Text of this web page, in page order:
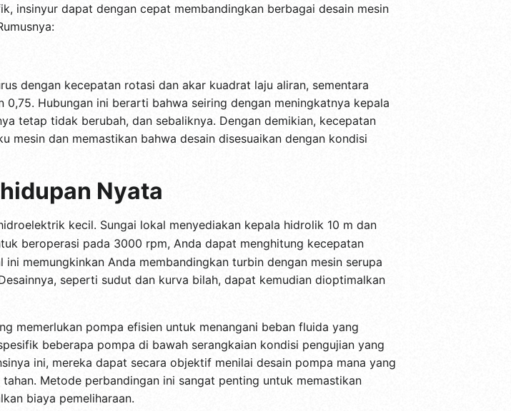
insinyur dapat dengan cepat membandingkan berbagai desain mesin
dengan kecepatan rotasi dan akar kuadrat laju aliran, sementara
Hubungan ini berarti bahwa seiring dengan meningkatnya kepala
tetap tidak berubah, dan sebaliknya. Dengan demikian, kecepatan
dan memastikan bahwa desain disesuaikan dengan kondisi
Nyata
kecil. Sungai lokal menyediakan kepala hidrolik 10 m dan
beroperasi pada 3000 rpm, Anda dapat menghitung kecepatan
memungkinkan Anda membandingkan turbin dengan mesin serupa
seperti sudut dan kurva bilah, dapat kemudian dioptimalkan
memerlukan pompa efisien untuk menangani beban fluida yang
beberapa pompa di bawah serangkaian kondisi pengujian yang
ini, mereka dapat secara objektif menilai desain pompa mana yang
Metode perbandingan ini sangat penting untuk memastikan
biaya pemeliharaan.